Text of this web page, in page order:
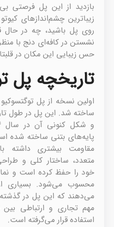
بازدید از این پل فرصتی
زیباترین چشم‌اندازهای
روی پل باشید، چه در حال
نشستن در کافه‌ای دنج با
حس زیبایی این مکان در
تاریخچه پل
ساخته شد. این پل در طول
پایه‌های بتنی ساخته شده
مقاومت بیشتری داشته
متعدد، ساختار کلی و
خود را حفظ کرده است و
محسوب می‌شود. بسیاری
می‌دهند که این پل در
مهم تجاری و ارتباطی
استفاده قرار می‌گرفته است.